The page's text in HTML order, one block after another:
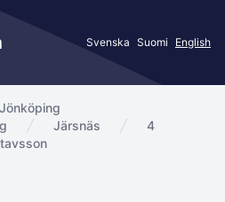
Svenska Suomi English
Jönköping
Järsnäs
4